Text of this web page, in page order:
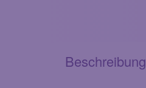
Beschreibung